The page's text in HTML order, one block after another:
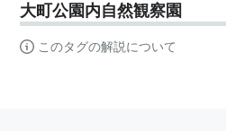
大町公園内自然観察園
このタグの解説について